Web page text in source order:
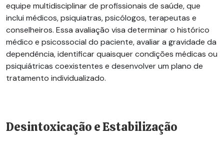
equipe multidisciplinar de profissionais de saúde, que
inclui médicos, psiquiatras, psicólogos, terapeutas e
conselheiros. Essa avaliação visa determinar o histórico
médico e psicossocial do paciente, avaliar a gravidade da
dependência, identificar quaisquer condições médicas ou
psiquiátricas coexistentes e desenvolver um plano de
tratamento individualizado.
Desintoxicação e Estabilização